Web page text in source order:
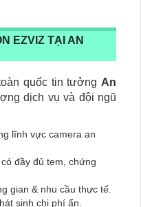
EZVIZ TẠI AN
quốc tin tưởng An
dịch vụ và đội ngũ
lĩnh vực camera an
, có đầy đủ tem, chứng
gian & nhu cầu thực tế.
sinh chi phí ẩn.